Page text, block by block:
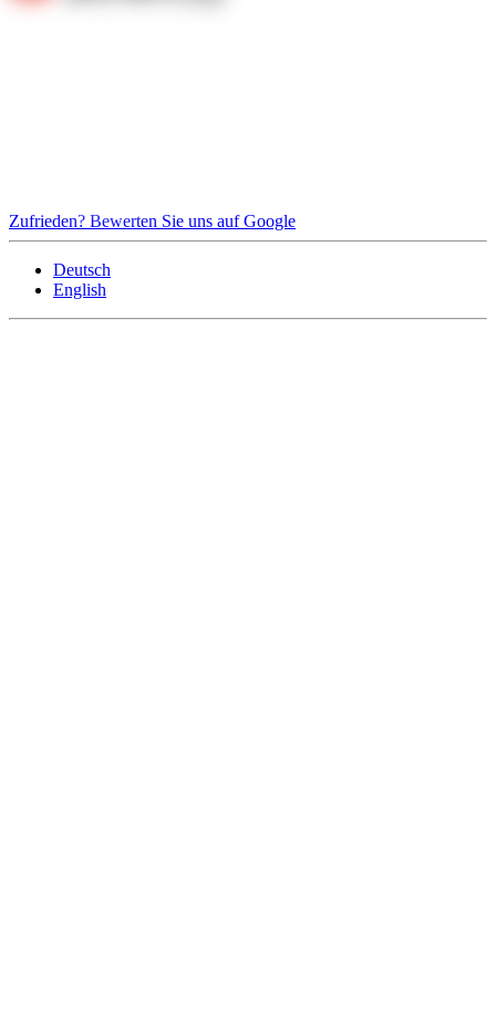
Zufrieden? Bewerten Sie uns auf Google
Deutsch
English